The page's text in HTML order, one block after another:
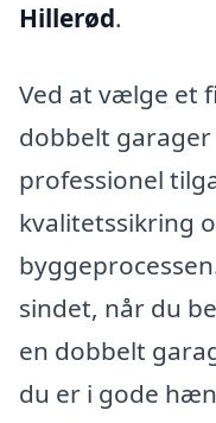
Hillerød.
Ved at vælge et
dobbelt
professionel
kvalitetssikring
sindet, når du
en dobbelt
du er i gode